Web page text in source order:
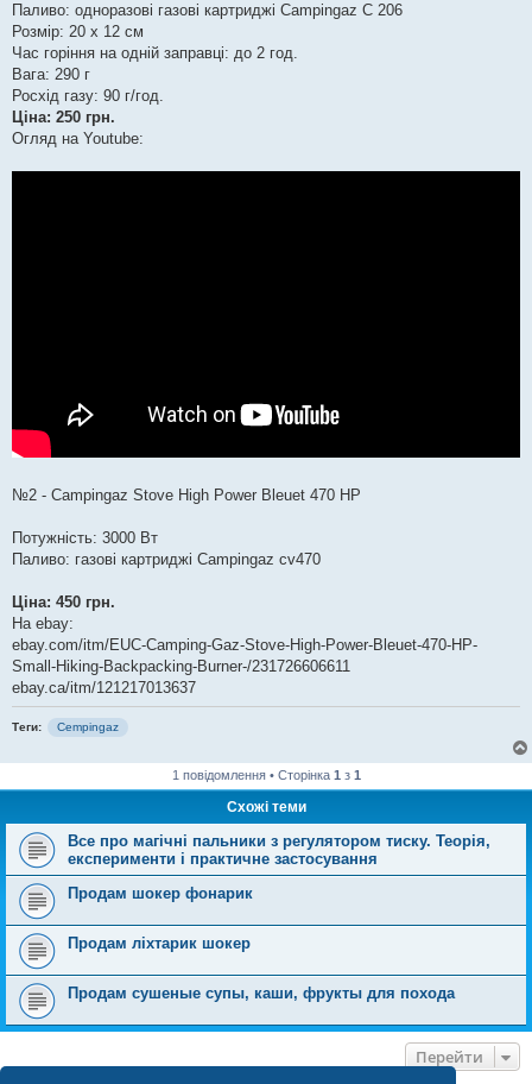
Паливо: одноразові газові картриджі Campingaz С 206
Розмір: 20 х 12 см
Час горіння на одній заправці: до 2 год.
Вага: 290 г
Росхід газу: 90 г/год.
Ціна: 250 грн.
Огляд на Youtube:
№2 - Campingaz Stove High Power Bleuet 470 HP
Потужність: 3000 Вт
Паливо: газові картриджі Campingaz cv470
Ціна: 450 грн.
На ebay:
ebay.com/itm/EUC-Camping-Gaz-Stove-High-Power-Bleuet-470-HP-
Small-Hiking-Backpacking-Burner-/231726606611
ebay.ca/itm/121217013637
Теги: Cempingaz
1 повідомлення • Сторінка 1 з 1
Схожі теми
Все про магічні пальники з регулятором тиску. Теорія,
експерименти і практичне застосування
Продам шокер фонарик
Продам ліхтарик шокер
Продам сушеные супы, каши, фрукты для похода
Перейти